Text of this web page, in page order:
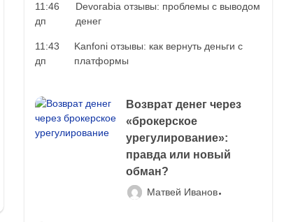
11:46
дп
Devorabia отзывы: проблемы с выводом
денег
11:43
дп
Kanfoni отзывы: как вернуть деньги с
платформы
Возврат денег через
«брокерское
урегулирование»:
правда или новый
обман?
Матвей Иванов